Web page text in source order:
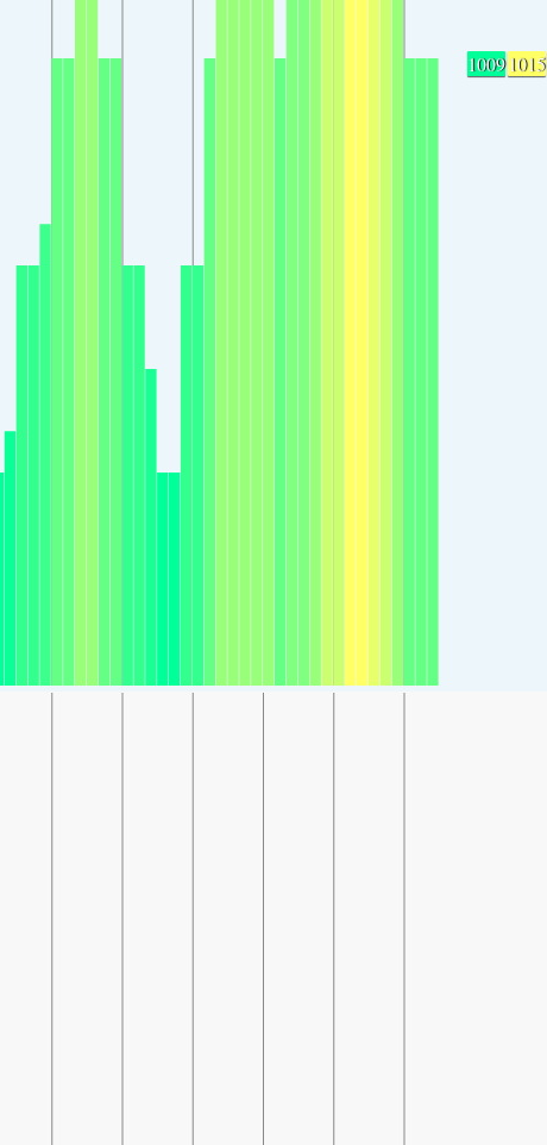
10091015